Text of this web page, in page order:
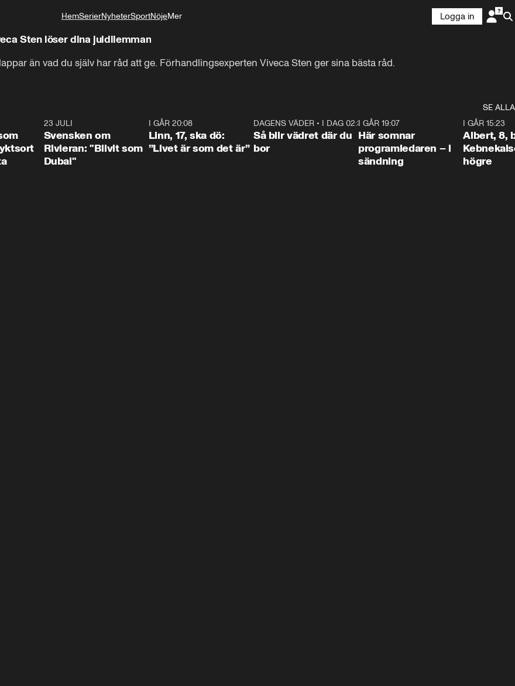
HemSerierNyheterSportNöjeMer
Logga in
Sten löser dina juldilemman
än vad du själv har råd att ge. Förhandlingsexperten Viveca Sten ger sina bästa råd.
SE ALLA
23 JULI
Svensken om
Rivieran: "Blivit som
Dubai"
I GÅR 20:08
Linn, 17, ska dö:
”Livet är som det är”
1:06
DAGENS VÄDER• I DAG 02:30
Så blir vädret där du
bor
I GÅR 19:07
Här somnar
programledaren – i
sändning
I GÅR 15:23
Albert, 8,
högre